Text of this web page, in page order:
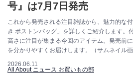
号』は7月7日発売
これから発売される注目雑誌から、魅力的な
き ボストンバッグ」を詳しくご紹介します。
高さに注目が集まる今回のアイテム。発売前
を分かりやすくお届けします。（サムネイル
2026.06.11
All About ニュース お買いもの部